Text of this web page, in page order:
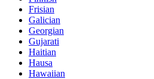
Frisian
Galician
Georgian
Gujarati
Haitian
Hausa
Hawaiian